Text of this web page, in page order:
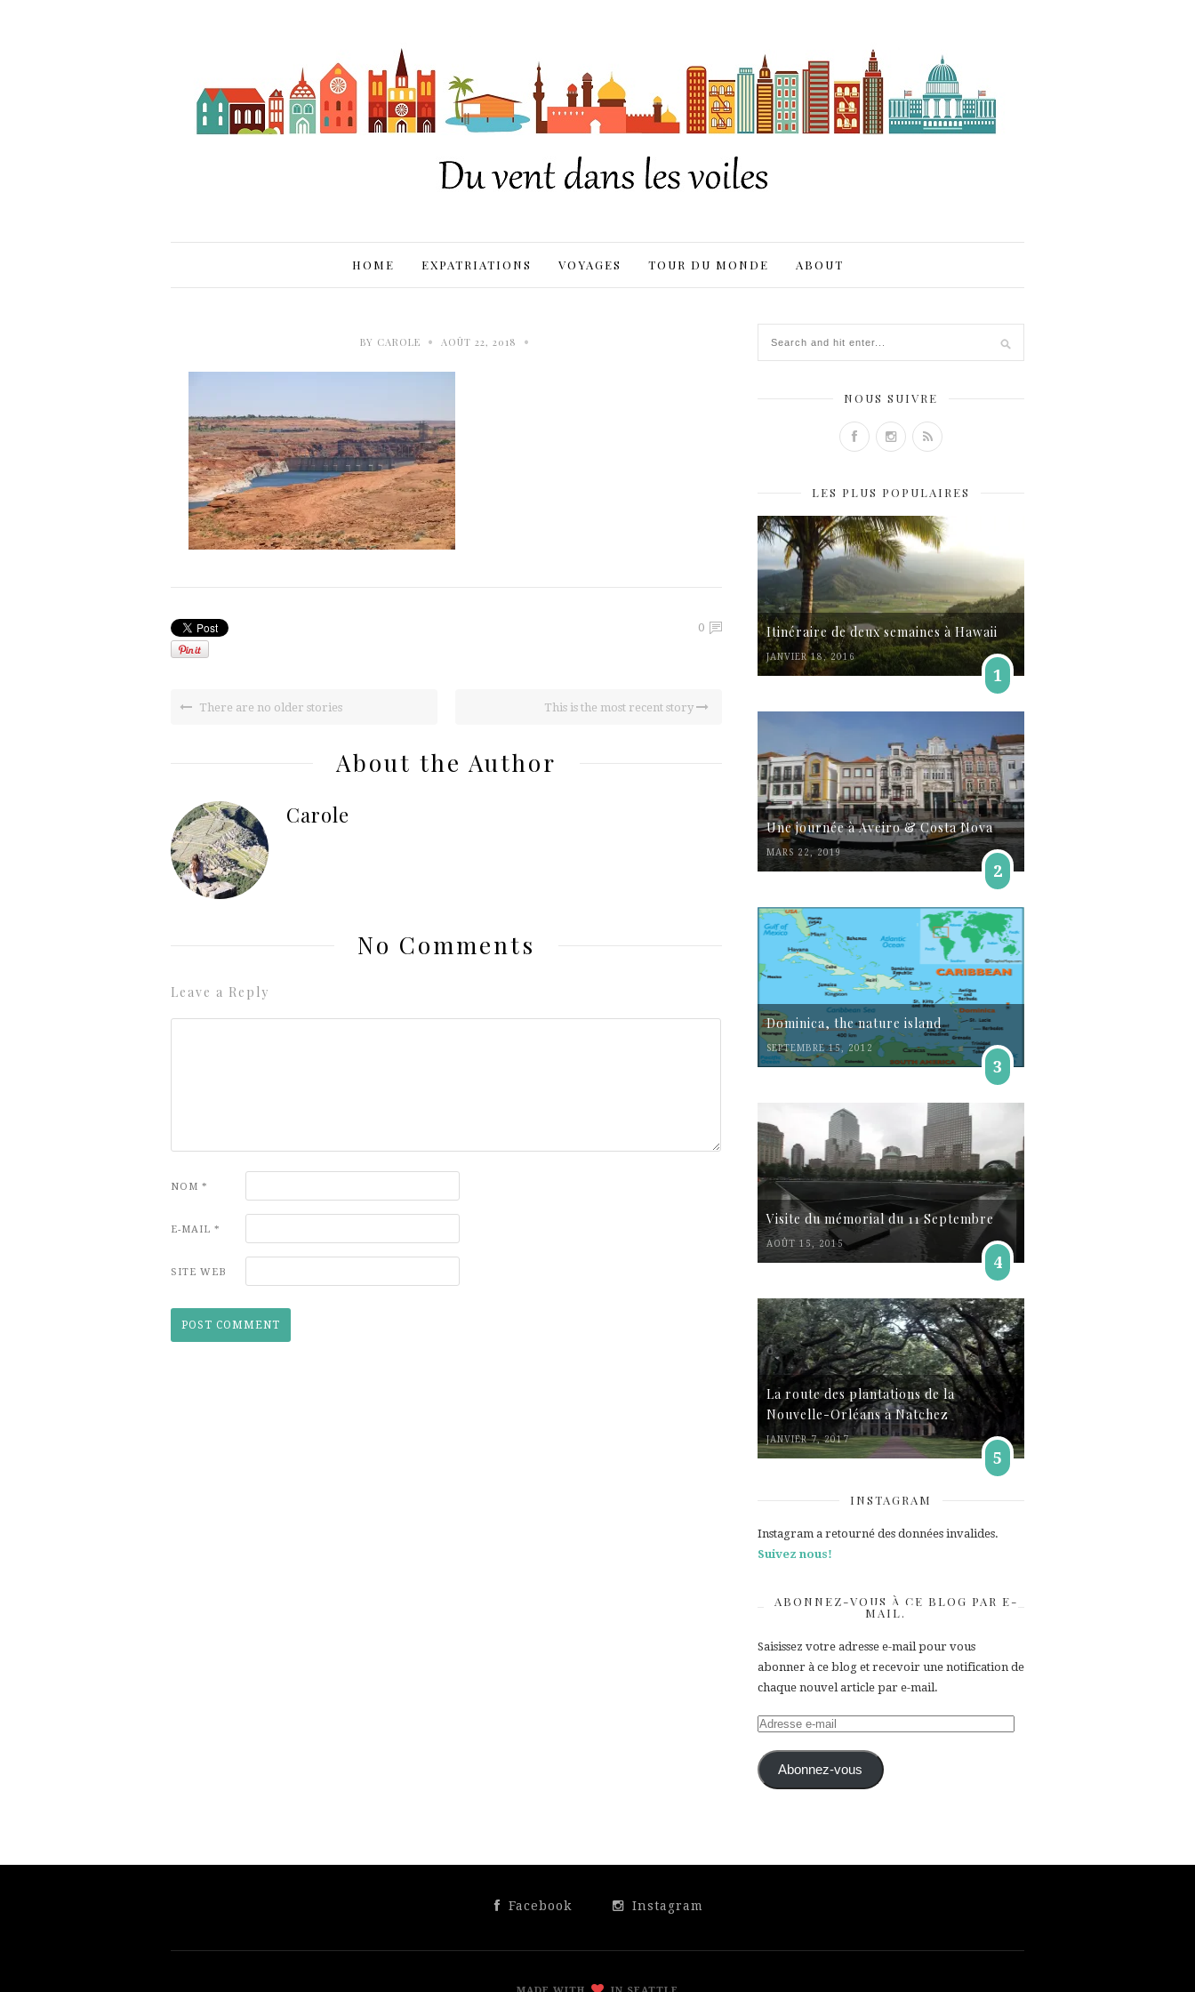
HOME EXPATRIATIONS VOYAGES TOUR DU MONDE ABOUT
BY CAROLE • AOÛT 22, 2018 •
0
There are no older stories This is the most recent story
About the Author
Carole
No Comments
Leave a Reply
NOM *
E-MAIL *
SITE WEB
NOUS SUIVRE
LES PLUS POPULAIRES
Itinéraire de deux semaines à Hawaii
JANVIER 18, 2016
1
Une journée à Aveiro & Costa Nova
MARS 22, 2019
2
Dominica, the nature island
SEPTEMBRE 15, 2012
3
Visite du mémorial du 11 Septembre
AOÛT 15, 2015
4
La route des plantations de la
Nouvelle-Orléans à Natchez
JANVIER 7, 2017
5
INSTAGRAM
Instagram a retourné des données invalides.
Suivez nous!
ABONNEZ-VOUS À CE BLOG PAR E-
MAIL.
Saisissez votre adresse e-mail pour vous
abonner à ce blog et recevoir une notification de
chaque nouvel article par e-mail.
Adresse
mail Abonnez-vous
Facebook Instagram